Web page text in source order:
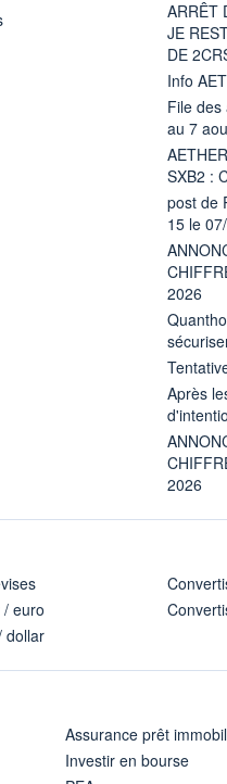
ARRÊT
JE
DE
Info
File des
au 7
SXB2 :
post de
15 le
2026
Après
2026
euro
dollar
Assurance prêt
Investir en bourse